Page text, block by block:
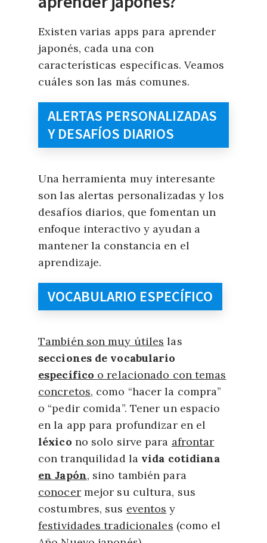
Existen varias apps para aprender
japonés, cada una con
características específicas. Veamos
cuáles son las más comunes.
ALERTAS PERSONALIZADAS
Y DESAFÍOS DIARIOS
Una herramienta muy interesante
son las alertas personalizadas y los
desafíos diarios, que fomentan un
enfoque interactivo y ayudan a
mantener la constancia en el
aprendizaje.
VOCABULARIO ESPECÍFICO
También son muy útiles las
secciones de vocabulario
específico o relacionado con temas
concretos, como “hacer la compra”
o “pedir comida”. Tener un espacio
en la app para profundizar en el
léxico no solo sirve para afrontar
con tranquilidad la vida cotidiana
en Japón, sino también para
conocermejor su cultura, sus
costumbres, sus eventos y
festividades tradicionales (como el